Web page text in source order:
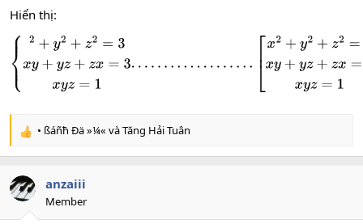
Hiển thị:
{2+y2 +z2= ..... ....
[x 2+ y2 =1
R
c
t
• ßáñħ Ðä »¼« vàTăng Hải Tuân
anzaiii
Member